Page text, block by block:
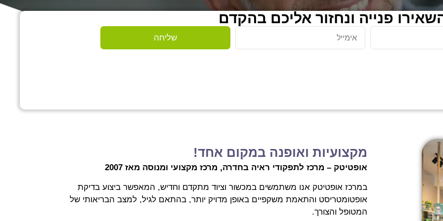
פנייה ונחזור אליכם בהקדם
שליחה
מקצועיות ואופנה במקום אחד!
אופטיטק – מרכז לתפקודי ראיה בחדרה, מרכז מקצועי ומנוסה מאז 2007
במרכז אופטיטק אנו משתמשים במכשור וציוד מתקדם וחדיש, המאפשר ביצוע בדיקת
אופטומטריסט והתאמת משקפיים באופן מדויק יותר, בהתאם לגיל, למצב הבריאותי של
המטופל והצורך.